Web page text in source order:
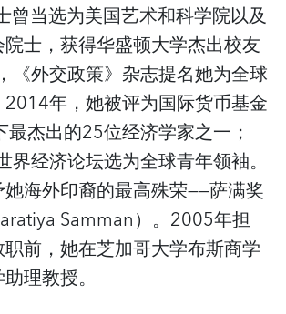
曾当选为美国艺术和科学院以及
士，获得华盛顿大学杰出校友
《外交政策》杂志提名她为全球
年，她被评为国际货币基金
杰出的25位经济学家之一；
经济论坛选为全球青年领袖。
海外印裔的最高殊荣——萨满奖
Samman）。2005年担
前，她在芝加哥大学布斯商学
理教授。